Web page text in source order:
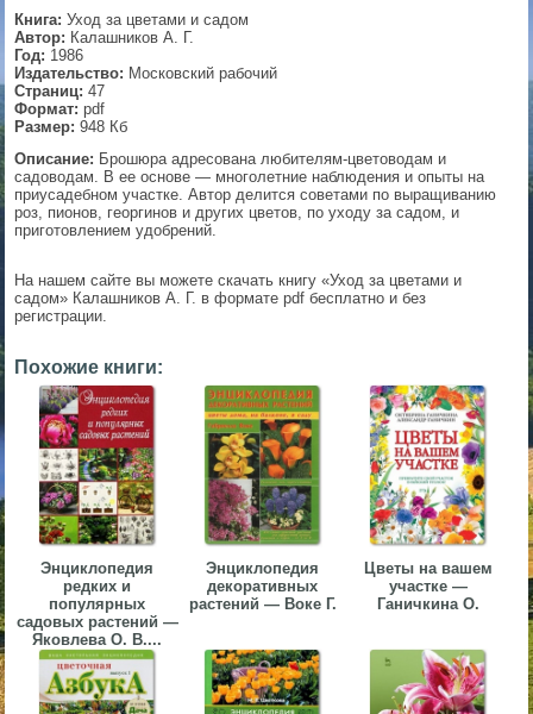
Книга: Уход за цветами и садом
Автор: Калашников А. Г.
Год: 1986
Издательство: Московский рабочий
Страниц: 47
Формат: pdf
Размер: 948 Кб
Описание: Брошюра адресована любителям-цветоводам и
садоводам. В ее основе — многолетние наблюдения и опыты на
приусадебном участке. Автор делится советами по выращиванию
роз, пионов, георгинов и других цветов, по уходу за садом, и
приготовлением удобрений.
На нашем сайте вы можете скачать книгу «Уход за цветами и
садом» Калашников А. Г. в формате pdf бесплатно и без
регистрации.
Похожие книги:
Энциклопедия
редких и
популярных
садовых растений —
Яковлева О. В....
Энциклопедия
декоративных
растений — Воке Г.
Цветы на вашем
участке —
Ганичкина О.
▼
▼
▼
▼
▼
▼